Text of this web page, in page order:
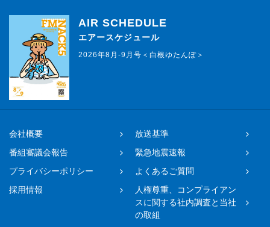
AIR SCHEDULE
エアースケジュール
2026年8月-9月号＜白根ゆたんぽ＞
会社概要
放送基準
番組審議会報告
緊急地震速報
プライバシーポリシー
よくあるご質問
採用情報
人権尊重、コンプライアン
スに関する社内調査と当社
の取組